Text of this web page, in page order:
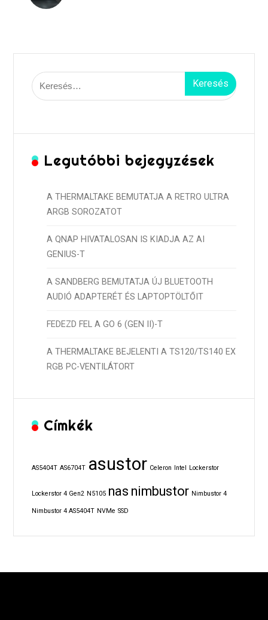
Keresés:
Legutóbbi bejegyzések
A THERMALTAKE BEMUTATJA A RETRO ULTRA
ARGB SOROZATOT
A QNAP HIVATALOSAN IS KIADJA AZ AI
GENIUS-T
A SANDBERG BEMUTATJA ÚJ BLUETOOTH
AUDIÓ ADAPTERÉT ÉS LAPTOPTÖLTŐIT
FEDEZD FEL A GO 6 (GEN II)-T
A THERMALTAKE BEJELENTI A TS120/TS140 EX
RGB PC-VENTILÁTORT
Címkék
AS5404T AS6704T asustor Celeron Intel Lockerstor
Lockerstor 4 Gen2 N5105 nas nimbustor Nimbustor 4
Nimbustor 4 AS5404T NVMe SSD